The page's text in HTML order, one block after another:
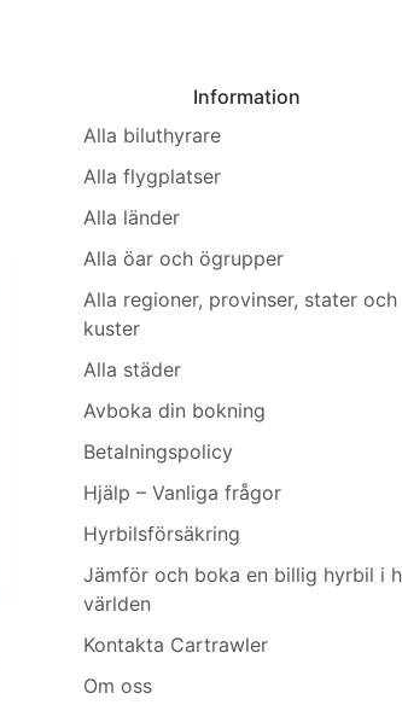
Information
Alla biluthyrare
Alla flygplatser
Alla länder
Alla öar och ögrupper
Alla regioner, provinser, stater och
kuster
Alla städer
Avboka din bokning
Betalningspolicy
Hjälp – Vanliga frågor
Hyrbilsförsäkring
Jämför och boka en billig hyrbil i
världen
Kontakta Cartrawler
Om oss